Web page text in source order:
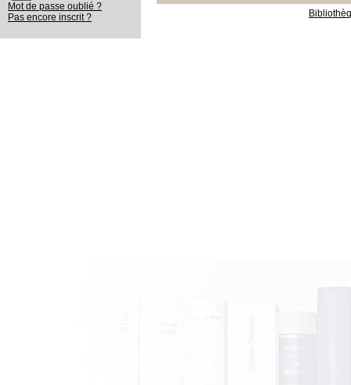
Mot de passe oublié ?
Pas encore inscrit ?